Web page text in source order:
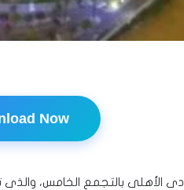
Now
الأهلى بالتجمع الخامس،